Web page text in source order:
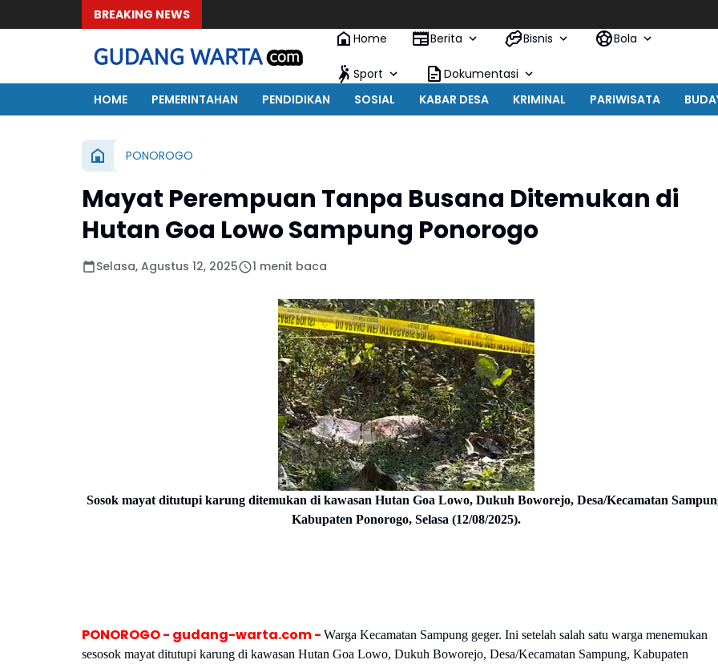
BREAKING NEWS
Home
Berita Bisnis Bola
Sport
Dokumentasi
HOME
PEMERINTAHAN PENDIDIKAN SOSIAL KABAR DESA KRIMINAL PARIWISATA
PONOROGO
Mayat Perempuan Tanpa Busana Ditemukan di
Hutan Goa Lowo Sampung Ponorogo
Selasa, Agustus 12, 2025 1 menit baca
Sosok mayat ditutupi karung ditemukan di kawasan Hutan Goa Lowo, Dukuh Boworejo, Desa/Kecamatan
Kabupaten Ponorogo, Selasa (12/08/2025).
PONOROGO - gudang-warta.com - Warga Kecamatan Sampung geger. Ini setelah salah satu warga menemukan
sesosok mayat ditutupi karung di kawasan Hutan Goa Lowo, Dukuh Boworejo, Desa/Kecamatan Sampung, Kabupaten